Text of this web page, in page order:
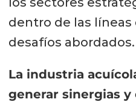
dentro de las líneas
desafíos abordados.
La industria
generar sinergias y